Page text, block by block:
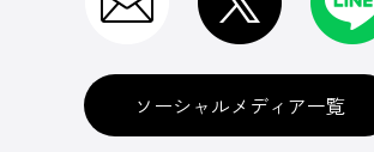
ソーシャルメディア一覧